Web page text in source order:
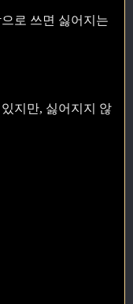
로 쓰면 싫어지는
지만, 싫어지지 않